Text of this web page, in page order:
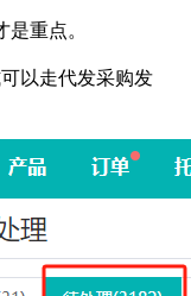
重点。
以走代发采购发